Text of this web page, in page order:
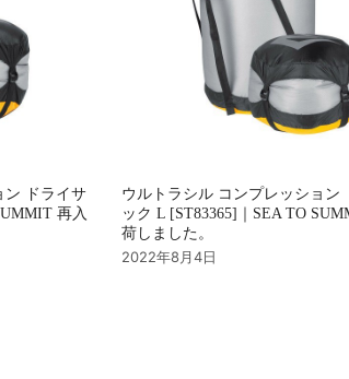
ン ドライサ
再入
ウルトラシル コンプレッション
ック L [ST83365]｜SEA TO
荷しました。
2022年8月4日